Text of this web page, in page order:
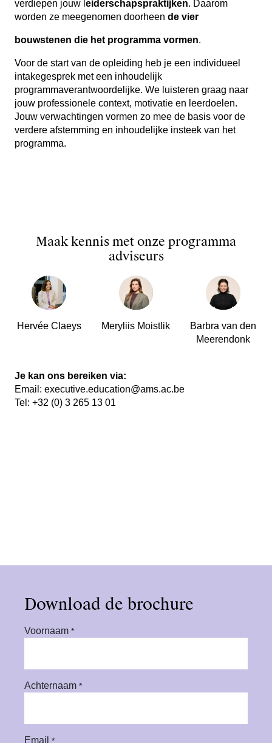
verdiepen jouw l eiderschapspraktijken. Daarom
worden ze meegenomen doorheen de vier
bouwstenen die het programma vormen.
Voor de start van de opleiding heb je een individueel
intakegesprek met een inhoudelijk
programmaverantwoordelijke. We luisteren graag naar
jouw professionele context, motivatie en leerdoelen.
Jouw verwachtingen vormen zo mee de basis voor de
verdere afstemming en inhoudelijke insteek van het
programma.
Maak kennis met onze programma
adviseurs
Hervée Claeys Meryliis Moistlik
Barbra van den
Meerendonk
Je kan ons bereiken via:
Email: executive.education@ams.ac.be
Tel: +32 (0) 3 265 13 01
Download de brochure
Voornaam *
Achternaam *
Email *